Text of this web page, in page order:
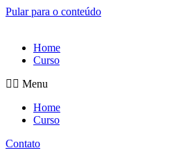
Pular para o conteúdo
Home
Curso
Menu
Home
Curso
Contato